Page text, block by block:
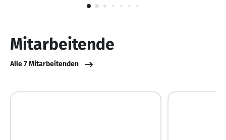
1
Mitarbeitende
Alle 7 Mitarbeitenden